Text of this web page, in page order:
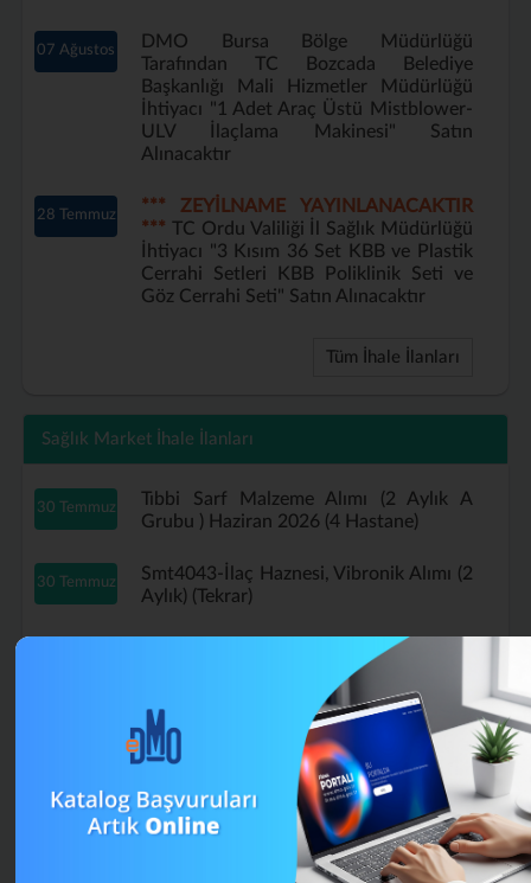
07 Ağustos
DMO Bursa Bölge Müdürlüğü
Tarafından TC Bozcada Belediye
Başkanlığı Mali Hizmetler Müdürlüğü
İhtiyacı "1 Adet Araç Üstü Mistblower-
ULV İlaçlama Makinesi" Satın
Alınacaktır
28 Temmuz
*** ZEYİLNAME YAYINLANACAKTIR
***TC Ordu Valiliği İl Sağlık Müdürlüğü
İhtiyacı "3 Kısım 36 Set KBB ve Plastik
Cerrahi Setleri KBB Poliklinik Seti ve
Göz Cerrahi Seti" Satın Alınacaktır
Tüm İhale İlanları
Sağlık Market İhale İlanları
30 Temmuz
Tıbbi Sarf Malzeme Alımı (2 Aylık A
Grubu ) Haziran 2026 (4 Hastane)
30 Temmuz
Smt4043-İlaç Haznesi, Vibronik Alımı (2
Aylık) (Tekrar)
Tıbbi Sarf Malzeme Alımı (2 Aylık A
Grubu ) Haziran 2026 (Tekrar)
B Grubu Tıbbi Sarf Malzeme Alımı
Mayıs (4 Aylık) (Tekrar)
13 Temmuz
A Grubu Tıbbi Sarf Malzeme Alımı (4
Aylık) Nisan 2026 (Tekrar)
Smt4043-İlaç Haznesi, Vibronik Alımı (2